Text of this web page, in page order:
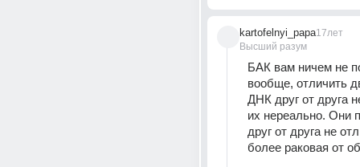
kartofelnyi_papa
Высший разум
17лет
БАК вам ничем не
вообще, отличить
ДНК друг от друга
их нереально. Они
друг от друга не
более раковая от